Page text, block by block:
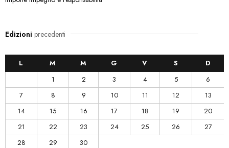
Edizioni precedenti
L M M G V S
D
1
2 3 4 5
6
7
8 9 10 11 12
13
14
15 16 17 18 19
20
21
22 23 24 25 26
27
28
29 30